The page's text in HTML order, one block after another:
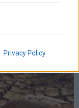
Privacy Policy